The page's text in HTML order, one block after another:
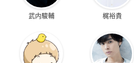
武内駿輔 梶裕貴